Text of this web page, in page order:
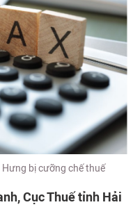
bị cưỡng chế thuế
, Cục Thuế tỉnh Hải